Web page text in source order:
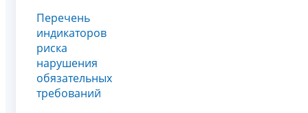
Перечень
индикаторов
риска
нарушения
обязательных
требований